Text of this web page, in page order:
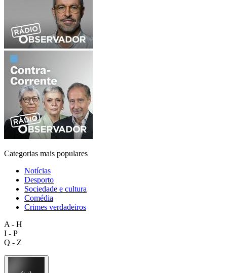
Categorias mais populares
Notícias
Desporto
Sociedade e cultura
Comédia
Crimes verdadeiros
A - H
I - P
Q - Z